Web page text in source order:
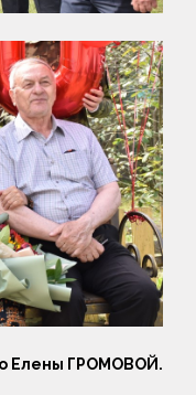
Елены ГРОМОВОЙ.